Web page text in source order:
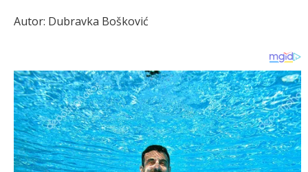
Autor: Dubravka Bošković